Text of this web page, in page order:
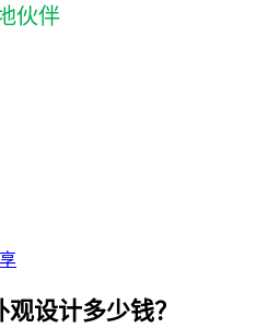
伙伴
设计多少钱？